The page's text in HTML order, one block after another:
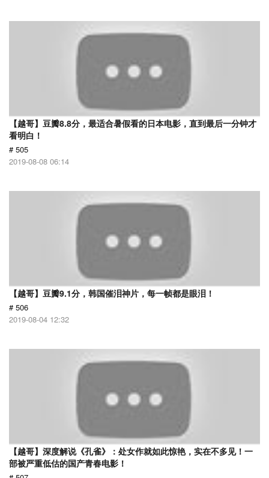
【越哥】豆瓣8.8分，最适合暑假看的日本电影，直到最后一分钟才
看明白！
# 505
2019-08-08 06:14
【越哥】豆瓣9.1分，韩国催泪神片，每一帧都是眼泪！
# 506
2019-08-04 12:32
【越哥】深度解说《孔雀》：处女作就如此惊艳，实在不多见！一
部被严重低估的国产青春电影！